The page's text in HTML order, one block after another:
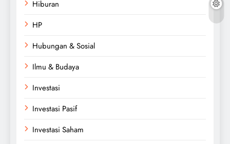
Hiburan
HP
Hubungan & Sosial
Ilmu & Budaya
Investasi
Investasi Pasif
Investasi Saham